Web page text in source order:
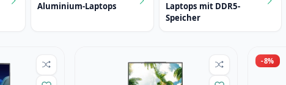
Aluminium-Laptops
Laptops mit DDR5-
Speicher
-8%